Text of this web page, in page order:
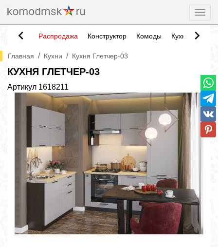
Распродажа Конструктор Комоды Кухни
Главная / Кухни / Кухня Глетчер-03
КУХНЯ ГЛЕТЧЕР-03
Артикул 1618211